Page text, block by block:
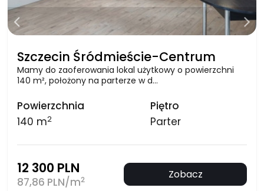
Szczecin Śródmieście-Centrum
Mamy do zaoferowania lokal użytkowy o powierzchni
140 m², położony na parterze w d…
Powierzchnia
140 m2
Piętro
Parter
12 300 PLN
87,86 PLN/m2 Zobacz